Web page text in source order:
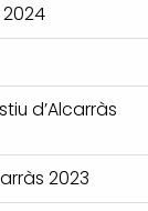
d’Alcarràs
2023